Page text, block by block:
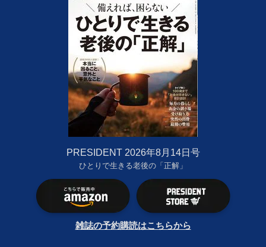
PRESIDENT 2026年8月14日号
ひとりで生きる老後の「正解」
雑誌の予約購読はこちらから